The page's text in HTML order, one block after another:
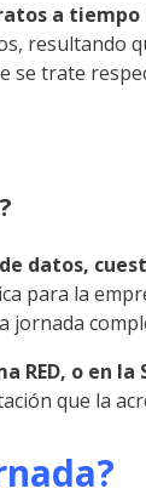
a
resultando
se trate
datos,
para la
jornada
o en la
que la